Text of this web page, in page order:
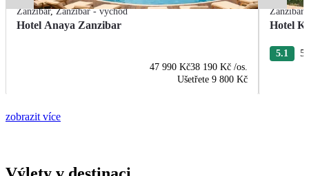
Zanzibar,Zanzibar - východ
Hotel Anaya Zanzibar
47 990 Kč38 190 Kč /os.
Ušetřete 9 800 Kč
Zanzibar
Hotel
5.1
zobrazit více